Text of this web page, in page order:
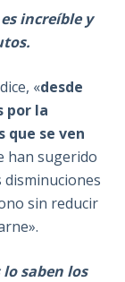
increíble y
«desde
por la
que se ven
han sugerido
sin reducir
saben los